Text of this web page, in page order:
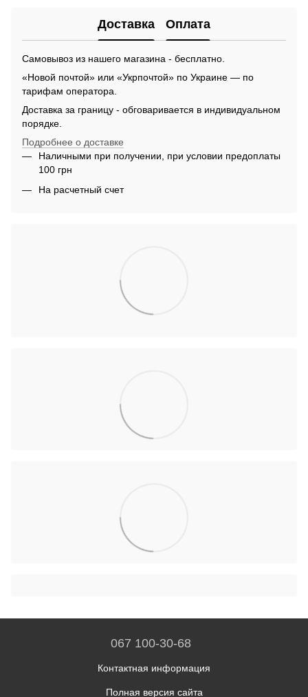
Доставка Оплата
Самовывоз из нашего магазина - бесплатно.
«Новой почтой» или «Укрпочтой» по Украине — по
тарифам оператора.
Доставка за границу - обговаривается в индивидуальном
порядке.
Подробнее о доставке
Наличными при получении, при условии предоплаты
100 грн
На расчетный счет
067 100-30-68
Контактная информация
Полная версия сайта